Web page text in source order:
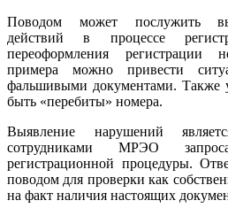
Поводом может послужить
действий в процессе
переоформления регистрации
примера можно привести
фальшивыми документами. Также
быть «перебиты» номера.
Выявление нарушений
сотрудниками МРЭО
регистрационной процедуры.
поводом для проверки как
на факт наличия настоящих